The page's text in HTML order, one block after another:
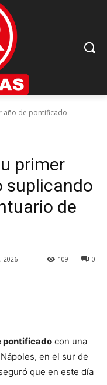
año de pontificado
primer
suplicando
de
2026 0
109
pontificado con una
en el sur de
que en este día